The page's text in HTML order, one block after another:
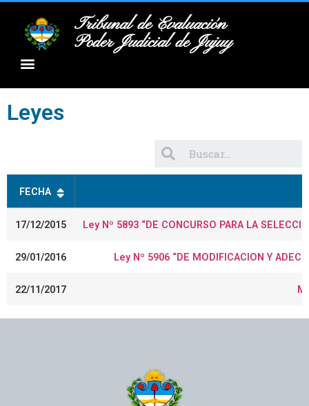
Tribunal de Evaluación
Poder Judicial de Jujuy
Leyes
FECHA
17/12/2015 Ley Nº 5893 “DE CONCURSO PARA LA
29/01/2016 Ley Nº 5906 “DE MODIFICACION Y
22/11/2017